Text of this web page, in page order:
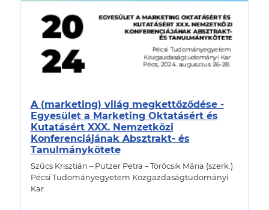
A (marketing) világ megkettőződése -
Egyesület a Marketing Oktatásért és
Kutatásért XXX. Nemzetközi
Konferenciájának Absztrakt- és
Tanulmánykötete
Szűcs Krisztián – Putzer Petra – Törőcsik Mária (szerk.)
Pécsi Tudományegyetem Közgazdaságtudományi
Kar